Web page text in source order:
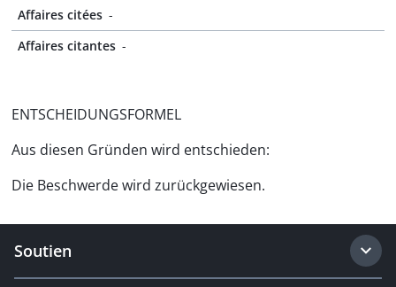
Affaires citées -
Affaires citantes -
ENTSCHEIDUNGSFORMEL
Aus diesen Gründen wird entschieden:
Die Beschwerde wird zurückgewiesen.
Soutien